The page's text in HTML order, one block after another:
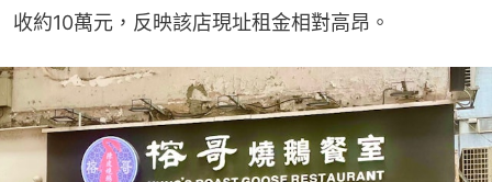
收約10萬元，反映該店現址租金相對高昂。